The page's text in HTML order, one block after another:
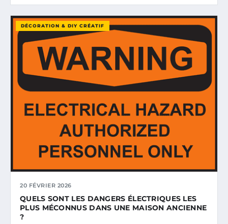
DÉCORATION & DIY CRÉATIF
20 FÉVRIER 2026
QUELS SONT LES DANGERS ÉLECTRIQUES LES
PLUS MÉCONNUS DANS UNE MAISON ANCIENNE
?